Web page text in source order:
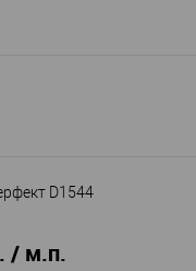
D1544
/ м.п.